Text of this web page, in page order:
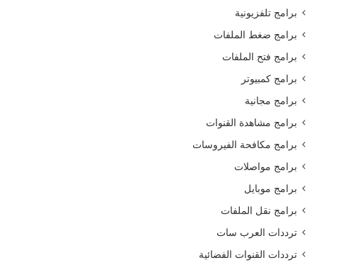
برامج تلفزيونية
برامج ضغط الملفات
برامج فتح الملفات
برامج كمبيوتر
برامج مجانية
برامج مشاهدة القنوات
برامج مكافحة الفيروسات
برامج مواصلات
برامج موبايل
برامج نقل الملفات
ترددات العرب سات
ترددات القنوات الفضائية